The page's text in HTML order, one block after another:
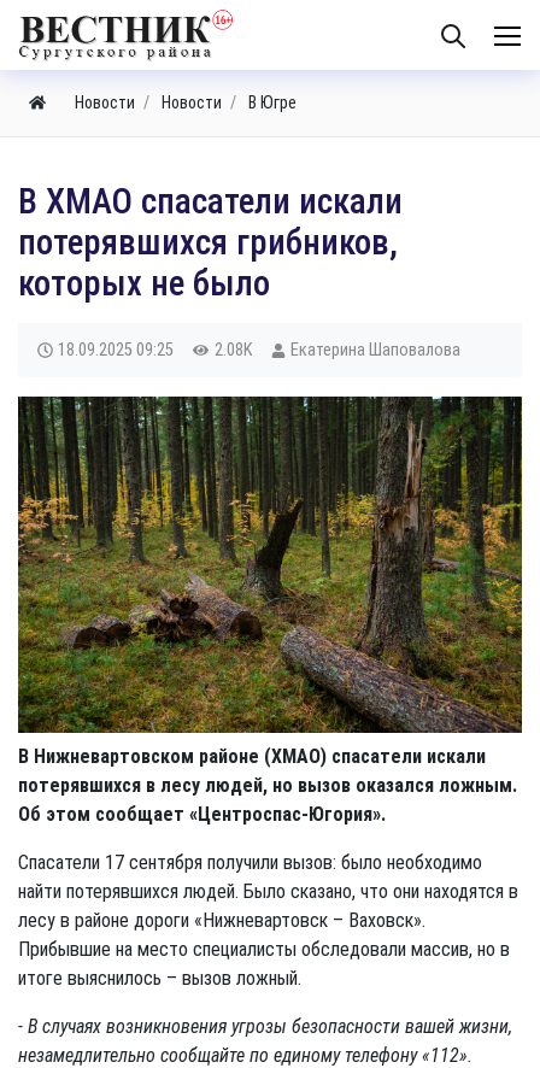
Новости Новости В Югре
В ХМАО спасатели искали
потерявшихся грибников,
которых не было
18.09.2025 09:25 2.08K Екатерина Шаповалова
В Нижневартовском районе (ХМАО) спасатели искали
потерявшихся в лесу людей, но вызов оказался ложным.
Об этом сообщает «Центроспас-Югория».
Спасатели 17 сентября получили вызов: было необходимо
найти потерявшихся людей. Было сказано, что они находятся в
лесу в районе дороги «Нижневартовск – Ваховск».
Прибывшие на место специалисты обследовали массив, но в
итоге выяснилось – вызов ложный.
- В случаях возникновения угрозы безопасности вашей жизни,
незамедлительно сообщайте по единому телефону «112».